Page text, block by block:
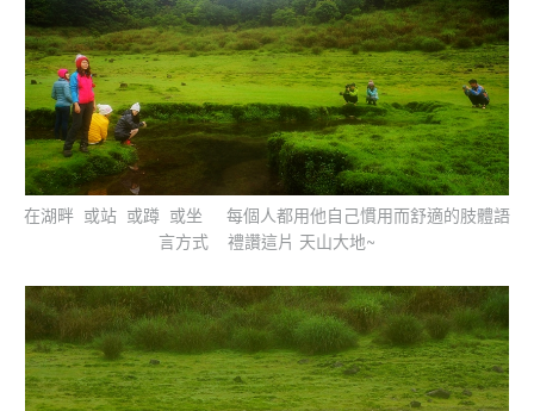
在湖畔 或站 或蹲 或坐 每個人都用他自己慣用而舒適的肢體語
言方式 禮讚這片 天山大地~